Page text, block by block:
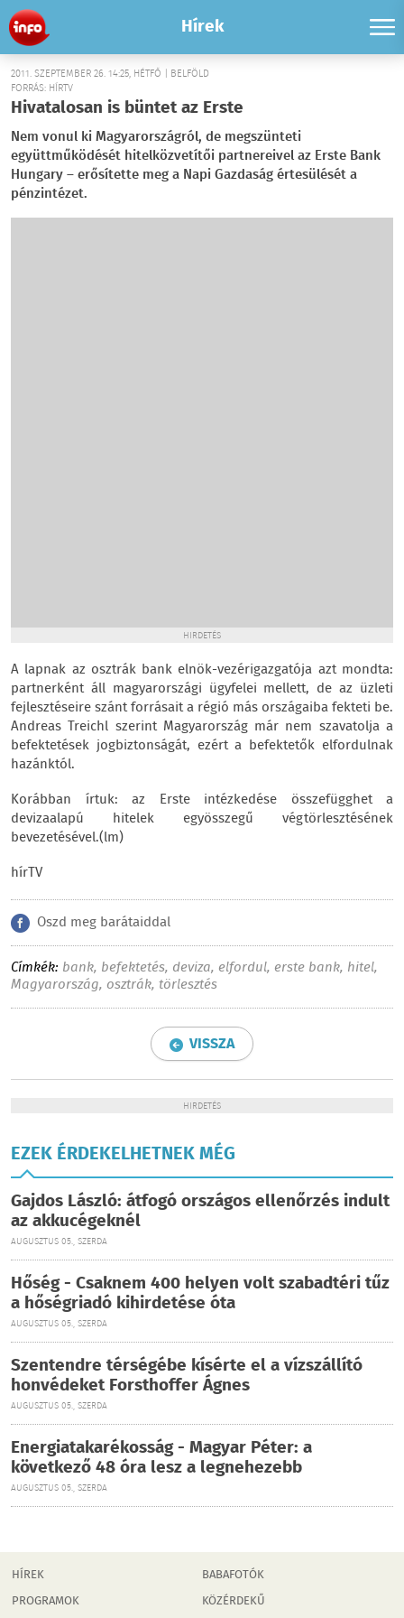
Hírek
2011. SZEPTEMBER 26. 14:25, HÉTFŐ | BELFÖLD
FORRÁS: HÍRTV
Hivatalosan is büntet az Erste
Nem vonul ki Magyarországról, de megszünteti
együttműködését hitelközvetítői partnereivel az Erste Bank
Hungary – erősítette meg a Napi Gazdaság értesülését a
pénzintézet.
HIRDETÉS
A lapnak az osztrák bank elnök-vezérigazgatója azt mondta:
partnerként áll magyarországi ügyfelei mellett, de az üzleti
fejlesztéseire szánt forrásait a régió más országaiba fekteti be.
Andreas Treichl szerint Magyarország már nem szavatolja a
befektetések jogbiztonságát, ezért a befektetők elfordulnak
hazánktól.
Korábban írtuk: az Erste intézkedése összefügghet a
devizaalapú hitelek egyösszegű végtörlesztésének
bevezetésével.(lm)
hírTV
Oszd meg barátaiddal
Címkék: bank, befektetés, deviza, elfordul, erste bank, hitel,
Magyarország, osztrák, törlesztés
VISSZA
HIRDETÉS
EZEK ÉRDEKELHETNEK MÉG
Gajdos László: átfogó országos ellenőrzés indult
az akkucégeknél
AUGUSZTUS 05., SZERDA
Hőség - Csaknem 400 helyen volt szabadtéri tűz
a hőségriadó kihirdetése óta
AUGUSZTUS 05., SZERDA
Szentendre térségébe kísérte el a vízszállító
honvédeket Forsthoffer Ágnes
AUGUSZTUS 05., SZERDA
Energiatakarékosság - Magyar Péter: a
következő 48 óra lesz a legnehezebb
AUGUSZTUS 05., SZERDA
HÍREK
PROGRAMOK
BABAFOTÓK
KÖZÉRDEKŰ